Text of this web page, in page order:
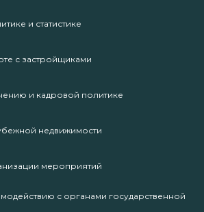
и статистике
с застройщиками
и кадровой политике
недвижимости
мероприятий
с органами государственной